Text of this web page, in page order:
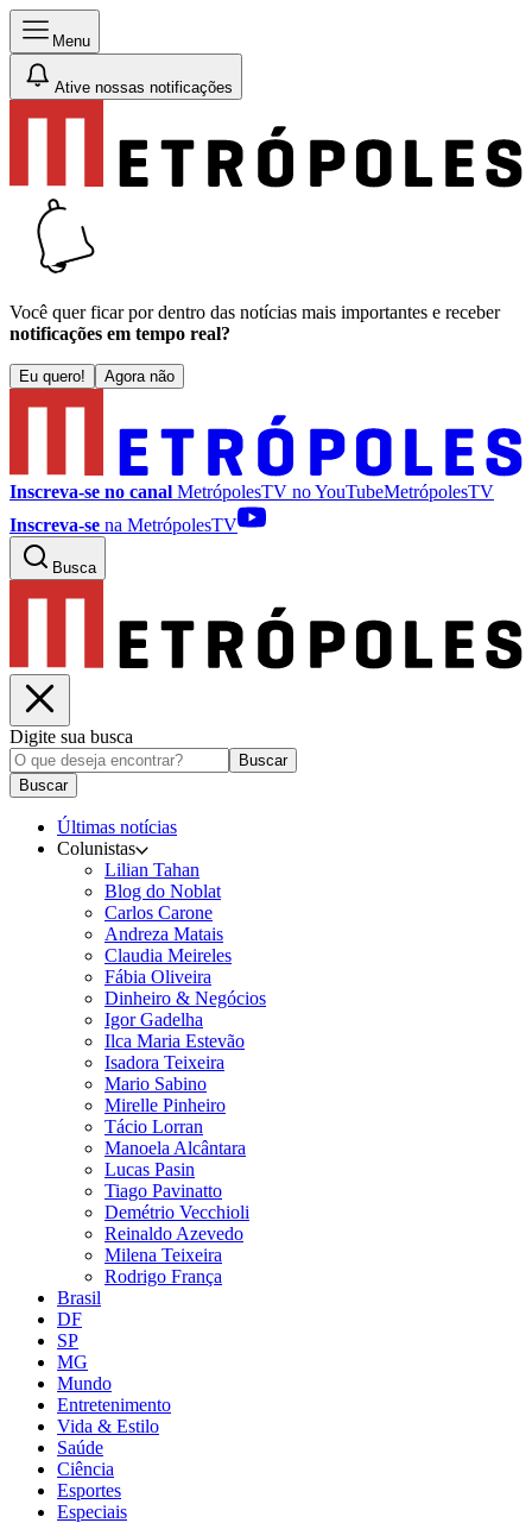
Menu
Ative nossas notificações
Você quer ficar por dentro das notícias mais importantes e receber
notificações em tempo real?
Eu quero! Agora não
Inscreva-se no canal MetrópolesTV noYouTubeMetrópolesTV
Inscreva-se na MetrópolesTV
Busca
Digite sua busca
Buscar
Buscar
Últimas notícias
Colunistas
Lilian Tahan
Blog do Noblat
Carlos Carone
Andreza Matais
Claudia Meireles
Fábia Oliveira
Dinheiro & Negócios
Igor Gadelha
Ilca Maria Estevão
Isadora Teixeira
Mario Sabino
Mirelle Pinheiro
Tácio Lorran
Manoela Alcântara
Lucas Pasin
Tiago Pavinatto
Demétrio Vecchioli
Reinaldo Azevedo
Milena Teixeira
Rodrigo França
Brasil
DF
SP
MG
Mundo
Entretenimento
Vida & Estilo
Saúde
Ciência
Esportes
Especiais